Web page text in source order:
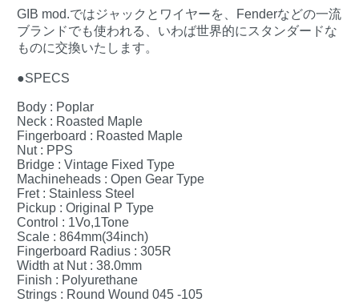
GIB mod.ではジャックとワイヤーを、Fenderなどの一流
ブランドでも使われる、いわば世界的にスタンダードな
ものに交換いたします。
●SPECS
Body : Poplar
Neck : Roasted Maple
Fingerboard : Roasted Maple
Nut : PPS
Bridge : Vintage Fixed Type
Machineheads : Open Gear Type
Fret : Stainless Steel
Pickup : Original P Type
Control : 1Vo,1Tone
Scale : 864mm(34inch)
Fingerboard Radius : 305R
Width at Nut : 38.0mm
Finish : Polyurethane
Strings : Round Wound 045 -105